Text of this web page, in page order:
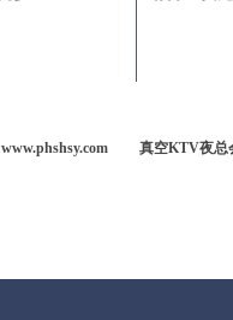
www.phshsy.com 真空KTV夜总